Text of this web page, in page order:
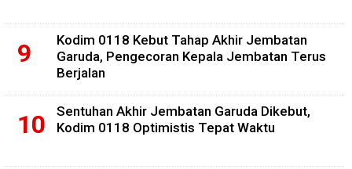
Kodim 0118 Kebut Tahap Akhir Jembatan
Garuda, Pengecoran Kepala Jembatan Terus
Berjalan
Sentuhan Akhir Jembatan Garuda Dikebut,
Kodim 0118 Optimistis Tepat Waktu